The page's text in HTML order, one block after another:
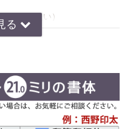
材の欠点であった素材の柔らか
きにくく、印鑑の素材として十
ました。
ていることから印鑑として最も
んそうたい）
しいのですが、独自の作風で文
間を埋めるデザインが特徴で
影は、気品があり上品な印象で
スで全体のバランスを整え枠内